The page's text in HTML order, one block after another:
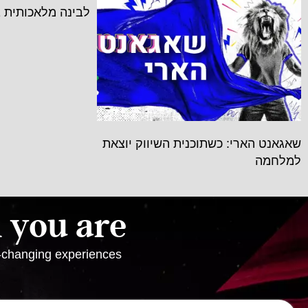
שאגאנט הארי: כשתוכנית השיווק יוצאת
למלחמה
לבינה
are!
experiences